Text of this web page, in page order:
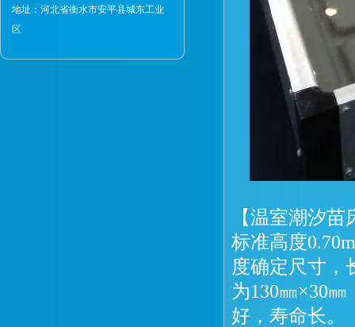
地址：河北省衡水市安平县城东工业
区
【温室潮汐
标准高度
度确定尺寸，
为130㎜×30
好，寿命长。